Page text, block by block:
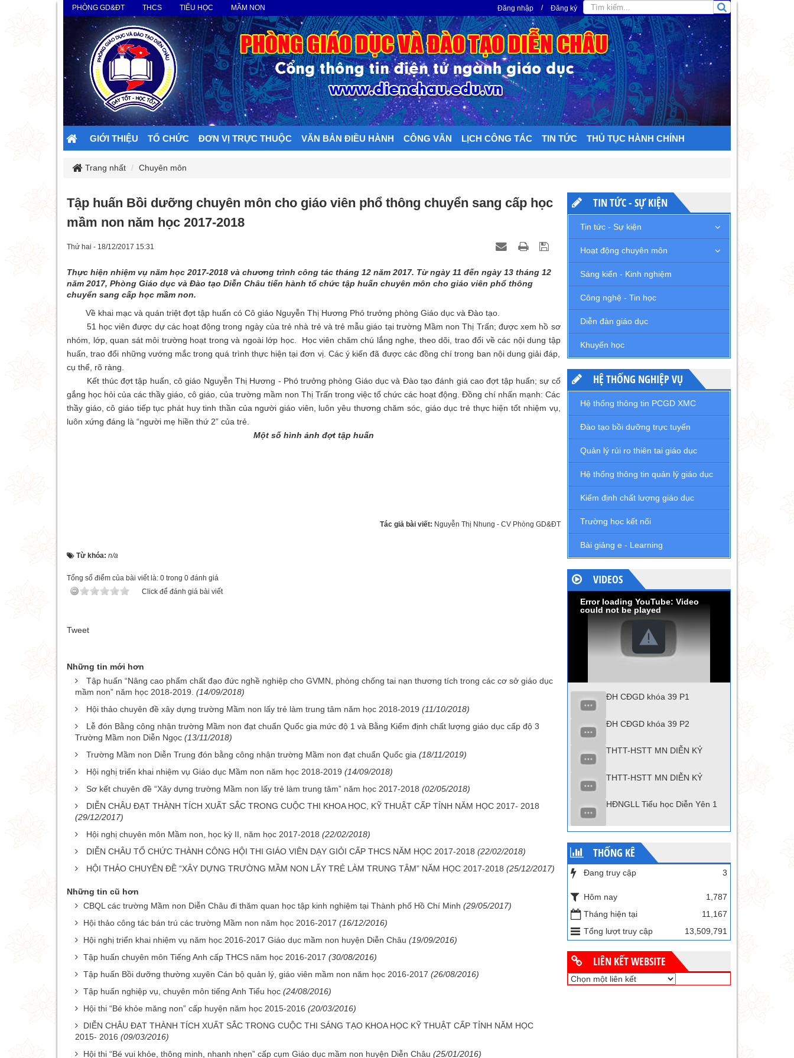
PHÒNG GD&ĐT THCS TIỂU HỌC MẦM NON Đăng nhập / Đăng ký
GIỚI THIỆU TỔ CHỨC ĐƠN VỊ TRỰC THUỘC VĂN BẢN ĐIỀU HÀNH CÔNG VĂN LỊCH CÔNG TÁC TIN TỨC THỦ TỤC HÀNH CHÍNH
Trang nhất Chuyên môn
Tập huấn Bồi dưỡng chuyên môn cho giáo viên phổ thông chuyển sang cấp học
mầm non năm học 2017-2018
Thứ hai - 18/12/2017 15:31
Thực hiện nhiệm vụ năm học 2017-2018 và chương trình công tác tháng 12 năm 2017. Từ ngày 11 đến ngày 13 tháng 12
năm 2017, Phòng Giáo dục và Đào tạo Diễn Châu tiến hành tổ chức tập huấn chuyên môn cho giáo viên phổ thông
chuyển sang cấp học mầm non.
Về khai mạc và quán triệt đợt tập huấn có Cô giáo Nguyễn Thị Hương Phó trưởng phòng Giáo dục và Đào tạo.
51 học viên được dự các hoạt động trong ngày của trẻ nhà trẻ và trẻ mẫu giáo tại trường Mầm non Thị Trấn; được xem hồ sơ
nhóm, lớp, quan sát môi trường hoạt trong và ngoài lớp học. Học viên chăm chú lắng nghe, theo dõi, trao đổi về các nội dung tập
huấn, trao đổi những vướng mắc trong quá trình thực hiện tại đơn vị. Các ý kiến đã được các đồng chí trong ban nội dung giải đáp,
cụ thể, rõ ràng.
Kết thúc đợt tập huấn, cô giáo Nguyễn Thị Hương - Phó trưởng phòng Giáo dục và Đào tạo đánh giá cao đợt tập huấn; sự cố
gắng học hỏi của các thầy giáo, cô giáo, của trường mầm non Thị Trấn trong việc tổ chức các hoạt động. Đồng chí nhấn mạnh: Các
thầy giáo, cô giáo tiếp tục phát huy tinh thần của người giáo viên, luôn yêu thương chăm sóc, giáo dục trẻ thực hiện tốt nhiệm vụ,
luôn xứng đáng là “người mẹ hiền thứ 2” của trẻ.
Một số hình ảnh đợt tập huấn
Tác giả bài viết: Nguyễn Thị Nhung - CV Phòng GD&ĐT
Từ khóa: n/a
Tổng số điểm của bài viết là: 0 trong 0 đánh giá
Click để đánh giá bài viết
Tweet
Những tin mới hơn
Tập huấn “Nâng cao phẩm chất đạo đức nghề nghiệp cho GVMN, phòng chống tai nạn thương tích trong các cơ sở giáo dục
mầm non” năm học 2018-2019. (14/09/2018)
Hội thảo chuyên đề xây dựng trường Mầm non lấy trẻ làm trung tâm năm học 2018-2019 (11/10/2018)
Lễ đón Bằng công nhận trường Mầm non đạt chuẩn Quốc gia mức độ 1 và Bằng Kiểm định chất lượng giáo dục cấp độ 3
Trường Mầm non Diễn Ngọc (13/11/2018)
Trường Mầm non Diễn Trung đón bằng công nhận trường Mầm non đạt chuẩn Quốc gia (18/11/2019)
Hội nghị triển khai nhiệm vụ Giáo dục Mầm non năm học 2018-2019 (14/09/2018)
Sơ kết chuyên đề “Xây dựng trường Mầm non lấy trẻ làm trung tâm” năm học 2017-2018 (02/05/2018)
DIỄN CHÂU ĐẠT THÀNH TÍCH XUẤT SẮC TRONG CUỘC THI KHOA HỌC, KỸ THUẬT CẤP TỈNH NĂM HỌC 2017- 2018
(29/12/2017)
Hội nghị chuyên môn Mầm non, học kỳ II, năm học 2017-2018 (22/02/2018)
DIỄN CHÂU TỔ CHỨC THÀNH CÔNG HỘI THI GIÁO VIÊN DẠY GIỎI CẤP THCS NĂM HỌC 2017-2018 (22/02/2018)
HỘI THẢO CHUYÊN ĐỀ “XÂY DỰNG TRƯỜNG MẦM NON LẤY TRẺ LÀM TRUNG TÂM” NĂM HỌC 2017-2018 (25/12/2017)
Những tin cũ hơn
CBQL các trường Mầm non Diễn Châu đi thăm quan học tập kinh nghiệm tại Thành phố Hồ Chí Minh (29/05/2017)
Hội thảo công tác bán trú các trường Mầm non năm học 2016-2017 (16/12/2016)
Hội nghị triển khai nhiệm vụ năm học 2016-2017 Giáo dục mầm non huyện Diễn Châu (19/09/2016)
Tập huấn chuyên môn Tiếng Anh cấp THCS năm học 2016-2017 (30/08/2016)
Tập huấn Bồi dưỡng thường xuyên Cán bộ quản lý, giáo viên mầm non năm học 2016-2017 (26/08/2016)
Tập huấn nghiệp vụ, chuyên môn tiếng Anh Tiểu học (24/08/2016)
Hội thi “Bé khỏe măng non” cấp huyện năm học 2015-2016 (20/03/2016)
DIỄN CHÂU ĐẠT THÀNH TÍCH XUẤT SẮC TRONG CUỘC THI SÁNG TẠO KHOA HỌC KỸ THUẬT CẤP TỈNH NĂM HỌC
2015- 2016 (09/03/2016)
Hội thi “Bé vui khỏe, thông minh, nhanh nhẹn” cấp cụm Giáo dục mầm non huyện Diễn Châu (25/01/2016)
TIN TỨC - SỰ KIỆN
Tin tức - Sự kiện
Hoạt động chuyên môn
Sáng kiến - Kinh nghiệm
Công nghệ - Tin học
Diễn đàn giáo dục
Khuyến học
HỆ THỐNG NGHIỆP VỤ
Hệ thống thông tin PCGD XMC
Đào tạo bồi dưỡng trực tuyến
Quản lý rủi ro thiên tai giáo dục
Hệ thống thông tin quản lý giáo dục
Kiểm định chất lượng giáo dục
Trường học kết nối
Bài giảng e - Learning
VIDEOS
Error loading YouTube: Video
could not be played
ĐH CĐGD khóa 39 P1
ĐH CĐGD khóa 39 P2
THTT-HSTT MN DIỄN KỶ
THTT-HSTT MN DIỄN KỶ
HĐNGLL Tiểu học Diễn Yên 1
THỐNG KÊ
Đang truy cập 3
Hôm nay
1,787
Tháng hiện tại
11,167
Tổng lượt truy cập
13,509,791
LIÊN KẾT WEBSITE